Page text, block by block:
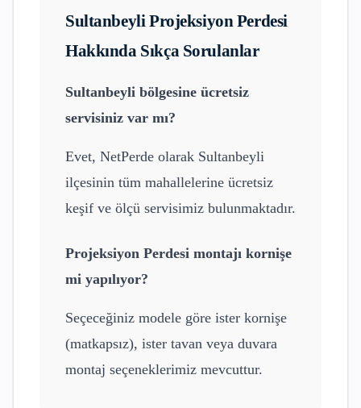
SultanbeyliProjeksiyon Perdesi
Hakkında Sıkça Sorulanlar
Sultanbeyli bölgesine ücretsiz
servisiniz var mı?
Evet, NetPerde olarak Sultanbeyli
ilçesinin tüm mahallelerine ücretsiz
keşif ve ölçü servisimiz bulunmaktadır.
Projeksiyon Perdesi montajı kornişe
mi yapılıyor?
Seçeceğiniz modele göre ister kornişe
(matkapsız), ister tavan veya duvara
montaj seçeneklerimiz mevcuttur.